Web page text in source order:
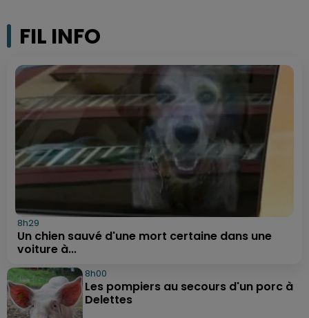
FIL INFO
8h29
Un chien sauvé d'une mort certaine dans une
voiture à...
8h00
Les pompiers au secours d'un porc à
Delettes